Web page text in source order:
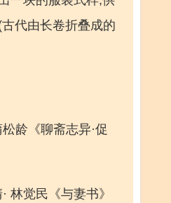
代由长卷折叠成的
龄《聊斋志异·促
觉民《与妻书》